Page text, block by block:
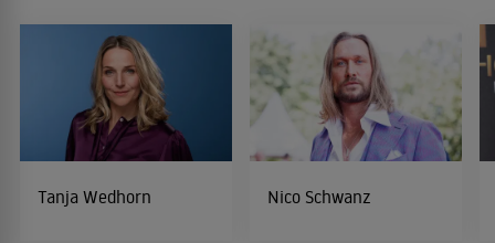
Tanja Wedhorn Nico Schwanz